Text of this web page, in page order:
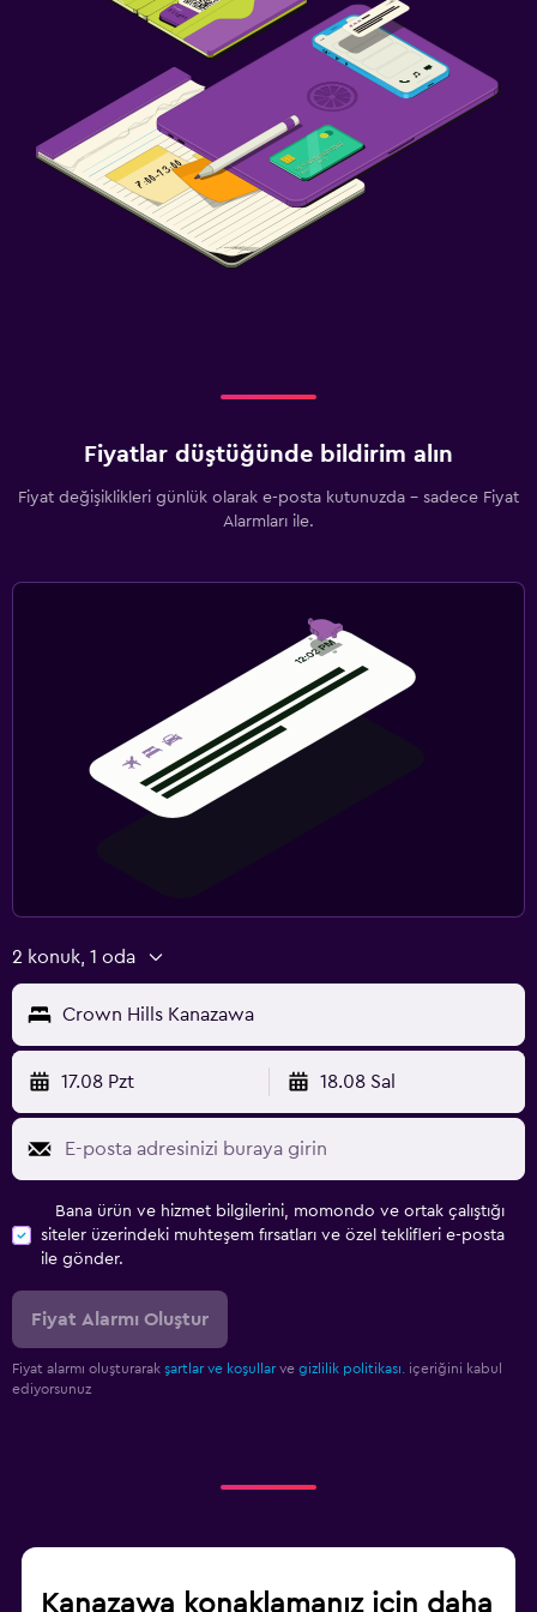
Fiyatlar düştüğünde bildirim alın
Fiyat değişiklikleri günlük olarak e-posta kutunuzda - sadece Fiyat
Alarmları ile.
2 konuk, 1 oda
Crown Hills Kanazawa
17.08 Pzt 18.08 Sal
Bana ürün ve hizmet bilgilerini, momondo ve ortak çalıştığı
siteler üzerindeki muhteşem fırsatları ve özel teklifleri e-posta
ile gönder.
Fiyat Alarmı Oluştur
Fiyat alarmı oluşturarak şartlar ve koşullar ve gizlilik politikası.
içeriğini kabul
ediyorsunuz
Kanazawa konaklamanız için daha